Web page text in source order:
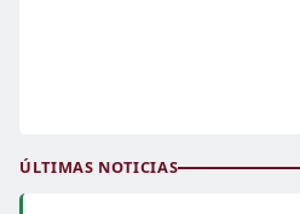
ÚLTIMAS NOTICIAS